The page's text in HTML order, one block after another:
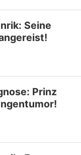
Seine
Prinz